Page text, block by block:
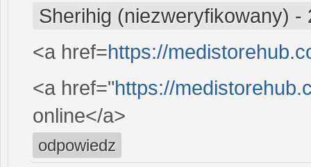
Sherihig (niezweryfikowany) -
<a href=https://
<a href="https://
online</a>
odpowiedz